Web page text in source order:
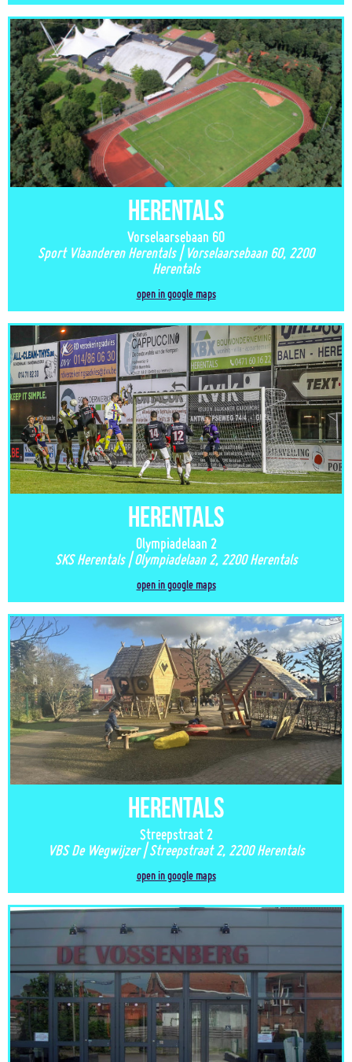
Herentals
Vorselaarsebaan 60
Sport Vlaanderen Herentals | Vorselaarsebaan 60, 2200
Herentals
open in google maps
Herentals
Olympiadelaan 2
SKS Herentals | Olympiadelaan 2, 2200 Herentals
open in google maps
Herentals
Streepstraat 2
VBS De Wegwijzer | Streepstraat 2, 2200 Herentals
open in google maps